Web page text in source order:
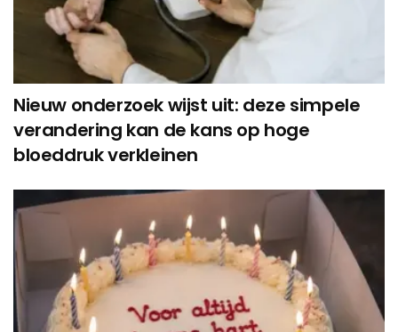
Nieuw onderzoek wijst uit: deze simpele
verandering kan de kans op hoge
bloeddruk verkleinen